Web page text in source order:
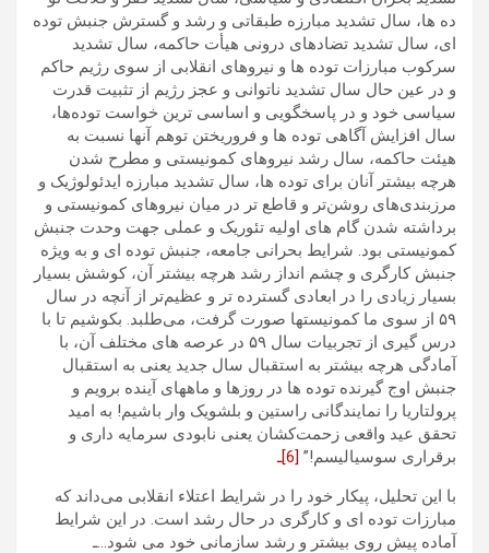
ده ها، سال تشدید مبارزه طبقاتی و رشد و گسترش جنبش توده
ای، سال تشدید تضادهای درونی هیأت حاکمه، سال تشدید
سرکوب مبارزات توده ها و نیروهای انقلابی از سوی رژیم حاکم
و در عین حال سال تشدید ناتوانی و عجز رژیم از تثبیت قدرت
سیاسی خود و در پاسخگویی و اساسی ترین خواست توده‌ها،
سال افزایش آگاهی توده ها و فروریختن توهم آنها نسبت به
هیئت حاکمه، سال رشد نیروهای کمونیستی و مطرح شدن
هرچه بیشتر آنان برای توده ها، سال تشدید مبارزه ایدئولوژیک و
مرزبندی‌های روشن‌تر و قاطع تر در میان نیروهای کمونیستی و
برداشته شدن گام های اولیه تئوریک و عملی جهت وحدت جنبش
کمونیستی بود. شرایط بحرانی جامعه، جنبش توده ای و به ویژه
جنبش کارگری و چشم انداز رشد هرچه بیشتر آن، کوشش بسیار
بسیار زیادی را در ابعادی گسترده تر و عظیم‌تر از آنچه در سال
۵۹ از سوی ما کمونیستها صورت گرفت، می‌طلبد. بکوشیم تا با
درس گیری از تجربیات سال ۵۹ در عرصه های مختلف آن، با
آمادگی هرچه بیشتر به استقبال سال جدید یعنی به استقبال
جنبش اوج گیرنده توده ها در روزها و ماههای آینده برویم و
پرولتاریا را نمایندگانی راستین و بلشویک وار باشیم! به امید
تحقق عید واقعی زحمت‌کشان یعنی نابودی سرمایه داری و
برقراری سوسیالیسم!” [6]ـ
با این تحلیل، پیکار خود را در شرایط اعتلاء انقلابی می‌داند که
مبارزات توده ای و کارگری در حال رشد است. در این شرایط
آماده پیش روی بیشتر و رشد سازمانی خود می شود…ـ